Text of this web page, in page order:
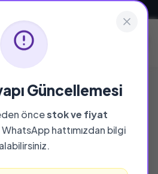
Güncellemesi
öncestok ve fiyat
WhatsApp hattımızdan bilgi
alabilirsiniz.Yayınları
yayınevine ait tüm